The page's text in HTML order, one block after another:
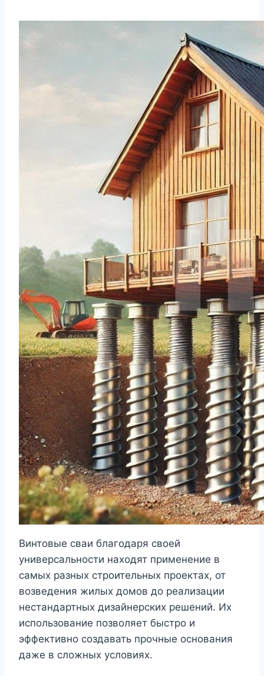
Винтовые сваи благодаря своей
универсальности находят применение в
самых разных строительных проектах, от
возведения жилых домов до реализации
нестандартных дизайнерских решений. Их
использование позволяет быстро и
эффективно создавать прочные основания
даже в сложных условиях.